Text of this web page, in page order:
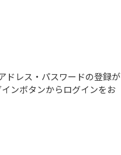
ドレス・パスワードの登録が
ンボタンからログインをお